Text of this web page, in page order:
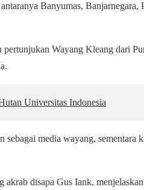
Banyumas, Banjarnegara,
pertunjukan Wayang Kleang dari
Universitas Indonesia
media wayang, sementara
disapa Gus Iank,